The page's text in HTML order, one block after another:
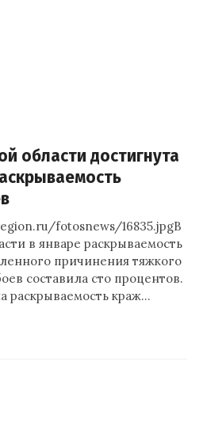
области достигнута
fotosnews/16835.jpgВ
в январе раскрываемость
причинения тяжкого
составила сто процентов.
раскрываемость краж…